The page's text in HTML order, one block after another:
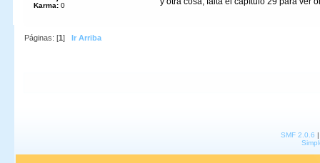
Karma: 0
Páginas: [1] Ir Arriba
SMF 2.0.6